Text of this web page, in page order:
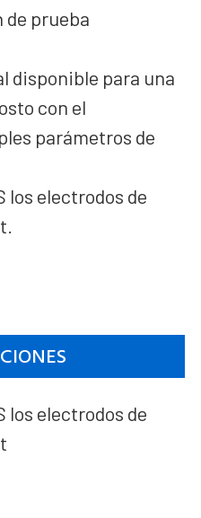
de prueba
disponible para una
con el
parámetros de
los electrodos de
los electrodos de